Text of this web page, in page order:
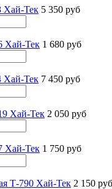
Хай-Тек 5 350 руб
Хай-Тек 1 680 руб
Хай-Тек 7 450 руб
Хай-Тек 2 050 руб
Хай-Тек 1 750 руб
Т-790 Хай-Тек 2 150 руб